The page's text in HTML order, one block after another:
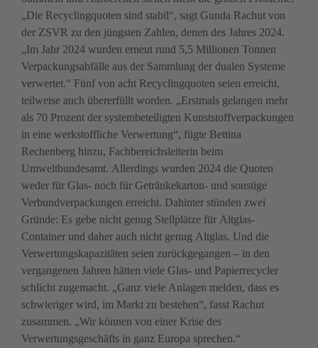
„Die Recyclingquoten sind stabil“, sagt Gunda Rachut von
der ZSVR zu den jüngsten Zahlen, denen des Jahres 2024.
„Im Jahr 2024 wurden erneut rund 5,5 Millionen Tonnen
Verpackungsabfälle aus der Sammlung der dualen Systeme
verwertet.“ Fünf von acht Recyclingquoten seien erreicht,
teilweise auch übererfüllt worden. „Erstmals gelangen mehr
als 70 Prozent der system­beteiligten Kunststoff­verpackungen
in eine werk­stoffliche Verwertung“, fügte Bettina
Rechenberg hinzu, Fachbereichsleiterin beim
Umweltbundesamt. Allerdings wurden 2024 die Quoten
weder für Glas- noch für Getränke­­karton- und sonstige
Verbundverpackungen erreicht. Dahinter stünden zwei
Gründe: Es gebe nicht genug Stellplätze für Altglas-
Container und daher auch nicht genug Altglas. Und die
Verwertungskapazitäten seien zurückgegangen – in den
vergangenen Jahren hätten viele Glas- und Papierrecycler
schlicht zugemacht. „Ganz viele Anlagen melden, dass es
schwieriger wird, im Markt zu bestehen“, fasst Rachut
zusammen. „Wir können von einer Krise des
Verwertungsgeschäfts in ganz Europa sprechen.“